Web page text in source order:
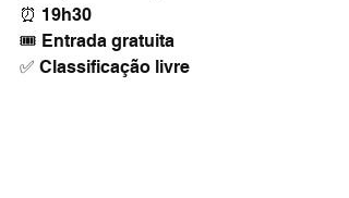
⏰ 19h30
🎟️ Entrada gratuita
✅ Classificação livre